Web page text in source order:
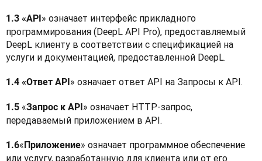
1.3 «API» означает интерфейс прикладного
программирования (DeepL API Pro), предоставляемый
DeepL клиенту в соответствии с спецификацией на
услуги и документацией, предоставленной DeepL.
1.4 «Ответ API» означает ответ API на Запросы к API.
1.5 «Запрос к API» означает HTTP-запрос,
передаваемый приложением в API.
1.6«Приложение» означает программное обеспечение
или услугу, разработанную для клиента или от его